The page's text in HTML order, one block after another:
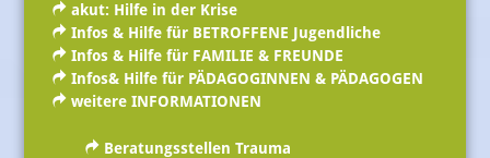
akut: Hilfe in der Krise
Infos & Hilfe für BETROFFENE Jugendliche
Infos & Hilfe für FAMILIE & FREUNDE
Infos& Hilfe für PÄDAGOGINNEN & PÄDAGOGEN
weitere INFORMATIONEN
Beratungsstellen Trauma